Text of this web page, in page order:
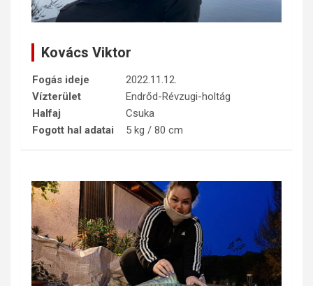
Kovács Viktor
Fogás ideje
2022.11.12.
Vízterület
Endrőd-Révzugi-holtág
Halfaj
Csuka
Fogott hal adatai
5 kg / 80 cm